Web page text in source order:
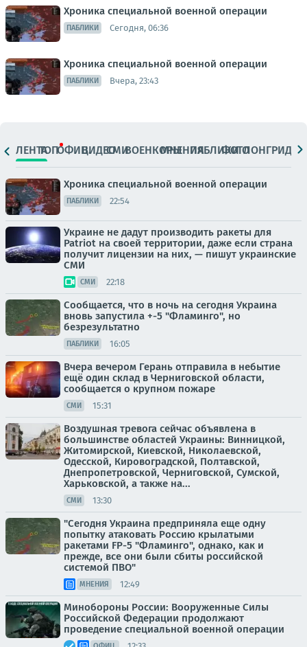
Хроника специальной военной операции
ПАБЛИКИ Сегодня, 06:36
Хроника специальной военной операции
ПАБЛИКИ Вчера, 23:43
ЛЕНТАТОПОФИЦ.ВИДЕОСМИВОЕНКОРЫМНЕНИЯПАБЛИКИ
ФОТОЛОНГРИДЫ
Хроника специальной военной операции
ПАБЛИКИ 22:54
Украине не дадут производить ракеты для
Patriot на своей территории, даже если страна
получит лицензии на них, — пишут украинские
СМИ
СМИ 22:18
Сообщается, что в ночь на сегодня Украина
вновь запустила +-5 "Фламинго", но
безрезультатно
ПАБЛИКИ 16:05
Вчера вечером Герань отправила в небытие
ещё один склад в Черниговской области,
сообщается о крупном пожаре
СМИ 15:31
Воздушная тревога сейчас объявлена в
большинстве областей Украины: Винницкой,
Житомирской, Киевской, Николаевской,
Одесской, Кировоградской, Полтавской,
Днепропетровской, Черниговской, Сумской,
Харьковской, а также на...
СМИ 13:30
"Сегодня Украина предприняла еще одну
попытку атаковать Россию крылатыми
ракетами FP-5 "Фламинго", однако, как и
прежде, все они были сбиты российской
системой ПВО"
МНЕНИЯ 12:49
Минобороны России: Вооруженные Силы
Российской Федерации продолжают
проведение специальной военной операции